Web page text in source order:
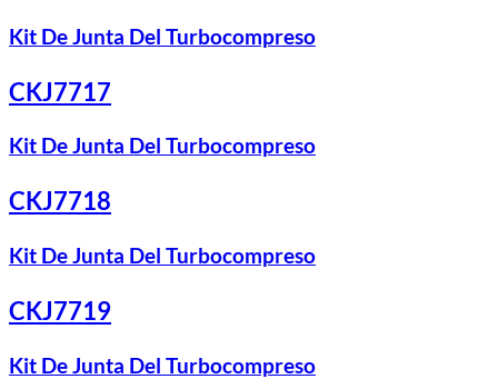
Kit De Junta Del Turbocompreso
CKJ7717
Kit De Junta Del Turbocompreso
CKJ7718
Kit De Junta Del Turbocompreso
CKJ7719
Kit De Junta Del Turbocompreso